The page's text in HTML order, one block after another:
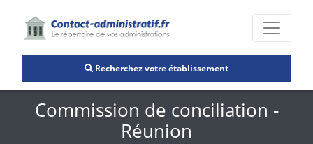
Recherchez votre établissement
Commission de conciliation -
Réunion